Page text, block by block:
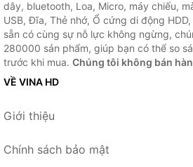
dây, bluetooth, Loa, Micro, máy chiếu,
USB, Đĩa, Thẻ nhớ, Ổ cứng di động
sẵn có cùng sự nỗ lực không ngừng,
280000 sản phẩm, giúp bạn có thể so
trước khi mua. Chúng tôi không bán
VỀ VINA HD
Giới thiệu
Chính sách bảo mật